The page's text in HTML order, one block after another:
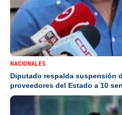
NACIONALES
Diputado respalda suspensión
proveedores del Estado a 10